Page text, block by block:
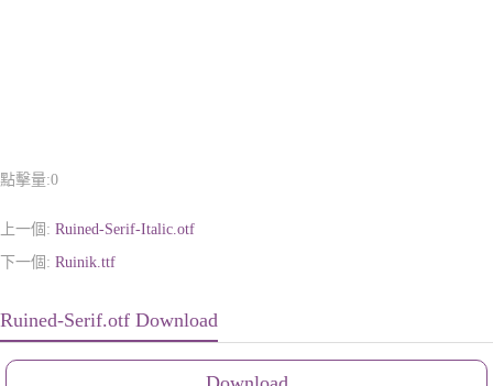
點擊量:0
上一個: Ruined-Serif-Italic.otf
下一個: Ruinik.ttf
Ruined-Serif.otf Download